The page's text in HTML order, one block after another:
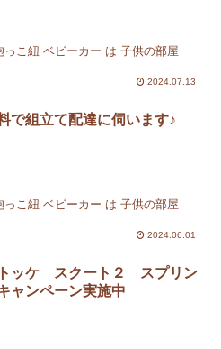
こ紐 ベビーカー は 子供の部屋
2024.07.13
で組立て配達に伺います♪
こ紐 ベビーカー は 子供の部屋
2024.06.01
ッケ スクート２ スプリン
ャンペーン実施中